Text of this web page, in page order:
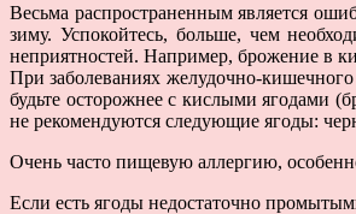
Весьма распространенным является
зиму. Успокойтесь, больше, чем
неприятностей. Например, брожение в
При заболеваниях желудочно-
будьте осторожнее с кислыми ягодами
не рекомендуются следующие ягоды:
Очень часто пищевую аллергию,
Если есть ягоды недостаточно